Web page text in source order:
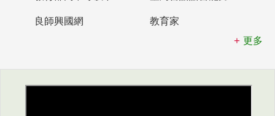
良師興國網
教育家
更多